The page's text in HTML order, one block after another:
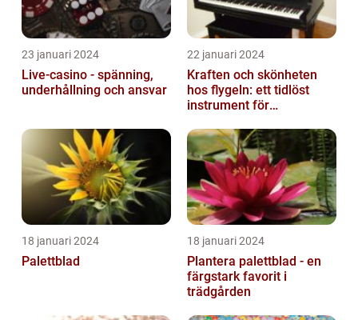
23 januari 2024
Live-casino - spänning,
underhållning och ansvar
22 januari 2024
Kraften och skönheten
hos flygeln: ett tidlöst
instrument för
18 januari 2024
Palettblad
18 januari 2024
Plantera palettblad - en
färgstark favorit i
trädgården